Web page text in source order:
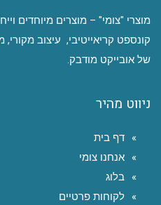
מוצרי "צומי" – מוצרים מיוחדים
קונספט קריאייטיבי, עיצוב
של אובייקט מודבק.
ניווט מהיר
דף בית
אנחנו צומי
בלוג
לקוחות פרטיים